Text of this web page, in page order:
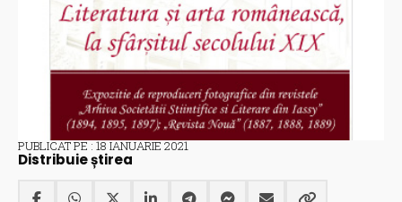
PUBLICAT PE : 18 IANUARIE 2021
Distribuie știrea